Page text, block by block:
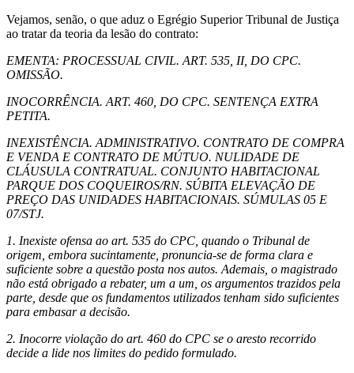
Vejamos, senão, o que aduz o Egrégio Superior Tribunal de Justiça
ao tratar da teoria da lesão do contrato:
EMENTA: PROCESSUAL CIVIL. ART. 535, II, DO CPC.
OMISSÃO.
INOCORRÊNCIA. ART. 460, DO CPC. SENTENÇA EXTRA
PETITA.
INEXISTÊNCIA. ADMINISTRATIVO. CONTRATO DE COMPRA
E VENDA E CONTRATO DE MÚTUO. NULIDADE DE
CLÁUSULA CONTRATUAL. CONJUNTO HABITACIONAL
PARQUE DOS COQUEIROS/RN. SÚBITA ELEVAÇÃO DE
PREÇO DAS UNIDADES HABITACIONAIS. SÚMULAS 05 E
07/STJ.
1. Inexiste ofensa ao art. 535 do CPC, quando o Tribunal de
origem, embora sucintamente, pronuncia-se de forma clara e
suficiente sobre a questão posta nos autos. Ademais, o magistrado
não está obrigado a rebater, um a um, os argumentos trazidos pela
parte, desde que os fundamentos utilizados tenham sido suficientes
para embasar a decisão.
2. Inocorre violação do art. 460 do CPC se o aresto recorrido
decide a lide nos limites do pedido formulado.